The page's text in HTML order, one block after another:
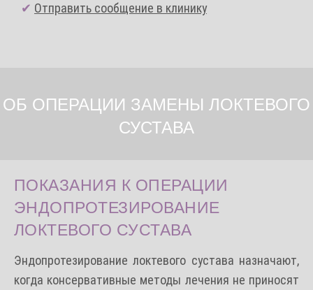
✔ Отправить сообщение в клинику
ОБ ОПЕРАЦИИ ЗАМЕНЫ ЛОКТЕВОГО
СУСТАВА
ПОКАЗАНИЯ К ОПЕРАЦИИ
ЭНДОПРОТЕЗИРОВАНИЕ
ЛОКТЕВОГО СУСТАВА
Эндопротезирование локтевого сустава назначают,
когда консервативные методы лечения не приносят